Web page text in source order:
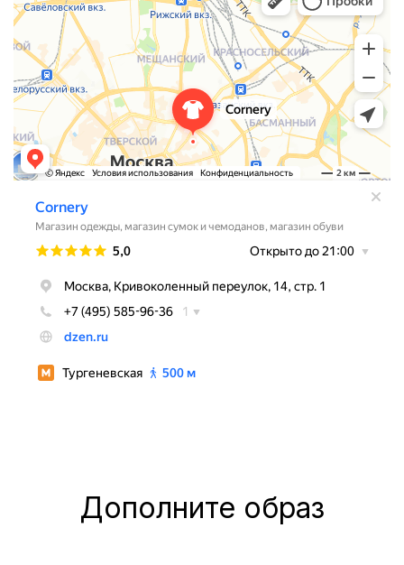
Дополните образ